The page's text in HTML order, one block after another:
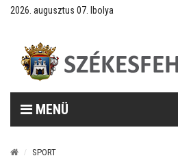
2026. augusztus 07. Ibolya
MENÜ
SPORT